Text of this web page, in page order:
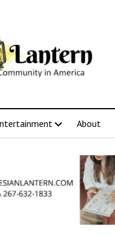
About